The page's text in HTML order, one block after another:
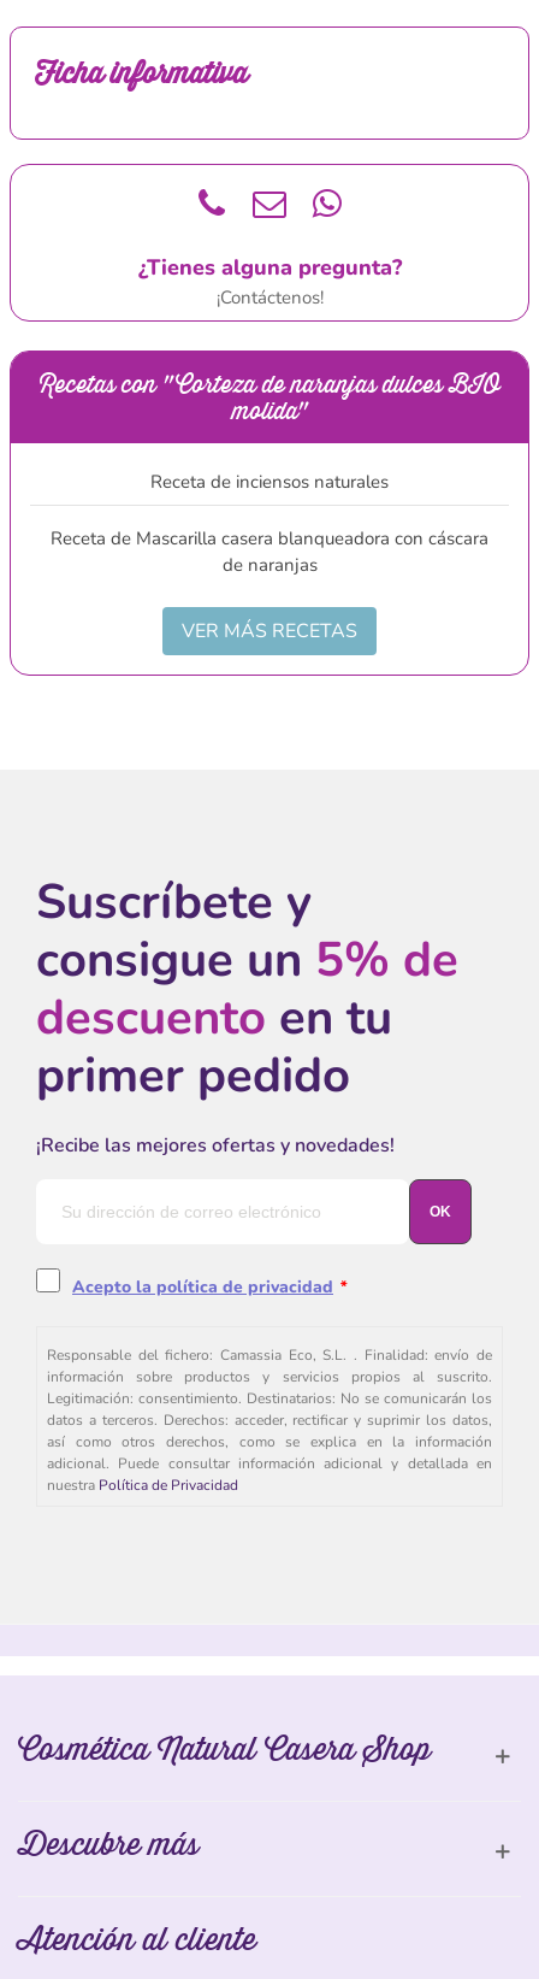
Ficha informativa
¿Tienes alguna pregunta?
¡Contáctenos!
Recetas con "Corteza de naranjas dulces BIO
molida"
Receta de inciensos naturales
Receta de Mascarilla casera blanqueadora con cáscara
de naranjas
VER MÁS RECETAS
Suscríbete y
consigue un 5% de
descuento en tu
primer pedido
¡Recibe las mejores ofertas y novedades!
Acepto la política de privacidad *
Responsable del fichero: Camassia Eco, S.L. . Finalidad: envío de
información sobre productos y servicios propios al suscrito.
Legitimación: consentimiento. Destinatarios: No se comunicarán los
datos a terceros. Derechos: acceder, rectificar y suprimir los datos,
así como otros derechos, como se explica en la información
adicional. Puede consultar información adicional y detallada en
nuestra Política de Privacidad
Cosmética Natural Casera Shop
Descubre más
Atención al cliente